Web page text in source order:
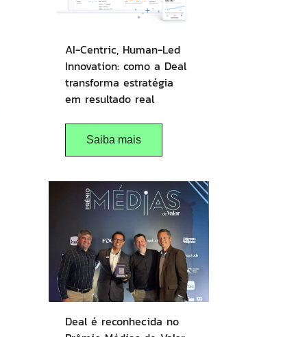
AI-Centric, Human-Led
Innovation: como a Deal
transforma estratégia
em resultado real
Saiba mais
Deal é reconhecida no